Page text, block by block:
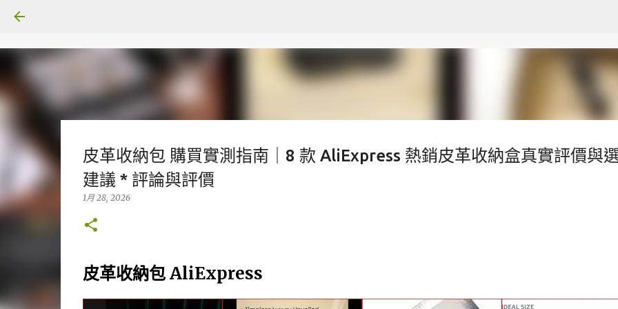
皮革收納包 購買實測指南｜8 款 AliExpress 熱銷皮革收納盒真實評價與
建議 * 評論與評價
1月 28, 2026
皮革收納包 AliExpress